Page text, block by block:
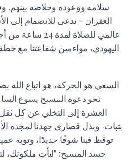
سلامه ووعوده وخلاصه بينهم.
الغفران - ندعى للانضمام إلى
عالمي للصلاة
اليهودي، مواءمين شفاعتنا مع
السعي هو الحركة، هو اتباع الله
نحو دعوة المسيح يسوع
العشرة إلى التخلي عن كل
بثبات، وبذل قصارى جهدنا لمجده
توقظ فينا شوقًا جديدًا، وتوبة
جسد المسيح: "ليأتِ ملكوتك،